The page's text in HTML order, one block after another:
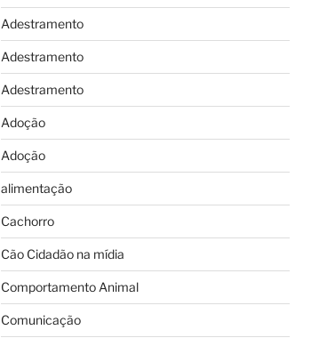
Adestramento
Adestramento
Adestramento
Adoção
Adoção
alimentação
Cachorro
Cão Cidadão na mídia
Comportamento Animal
Comunicação